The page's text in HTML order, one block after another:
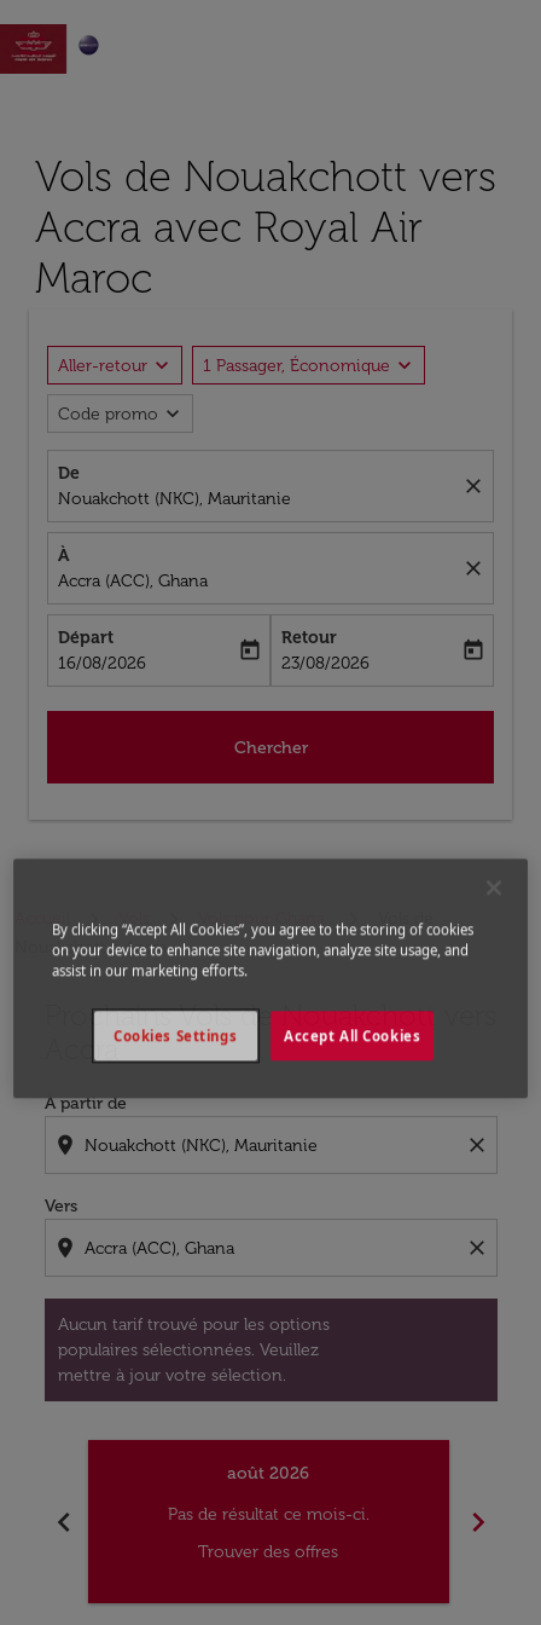

Vols de Nouakchott vers
Accra avec Royal Air
Maroc
Aller-retour expand_more 1 Passager, Économique expand_more
Code promo expand_more
De
Nouakchott (NKC), Mauritanie
close
À
Accra (ACC), Ghana
close
Départ
fc-booking-departure-date-aria-label
16/08/2026
today
Retour
fc-booking-return-date-aria-label
23/08/2026
today
Chercher
Vols pour Ghana
Vols de
Nouakchott a Accra
Prochains Vols de Nouakchott vers
Accra
À partir de
location_on close
Vers
location_on close
Aucun tarif trouvé pour les options
populaires sélectionnées. Veuillez
mettre à jour votre sélection.
Aucun tarif trouvé pour les options populaires
chevron_left
août 2026
Pas de résultat ce mois-ci.
Trouver des offres
chevron_right
By clicking “Accept All Cookies”, you agree to the storing of cookies
on your device to enhance site navigation, analyze site usage, and
assist in our marketing efforts.
Accept All Cookies
Cookies Settings